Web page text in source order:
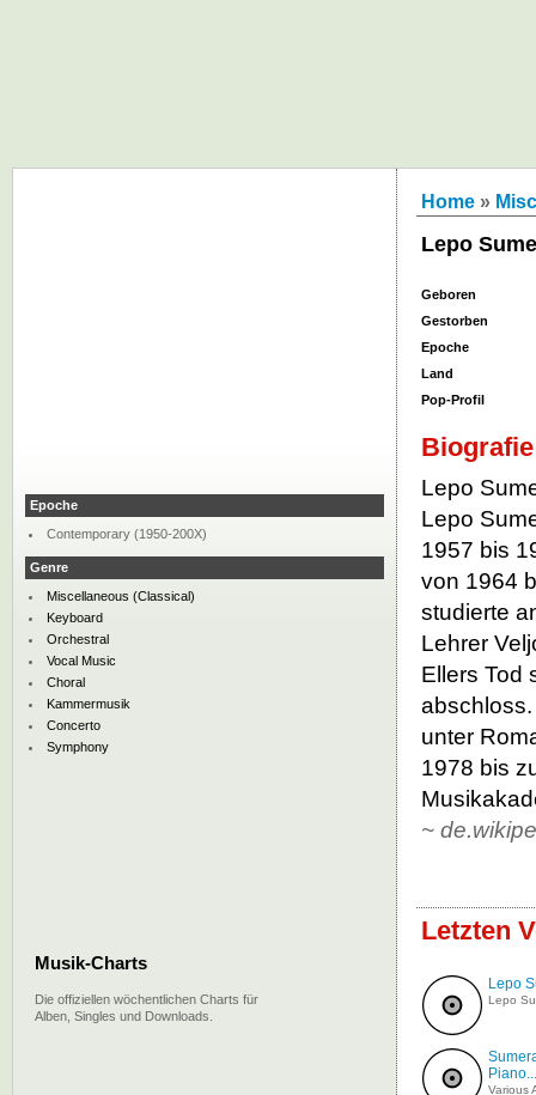
Home »
Lepo
Geboren
Gestorben
Epoche
Land
Pop-Profil
Biografie
Lepo
Lepo
1957 bis
von 1964
studierte
Lehrer
Ellers Tod
unter
1978 bis
~
Letzten
Lepo
Lepo
Piano...
Various
Epoche
Contemporary (1950-200X)
Genre
Miscellaneous (Classical)
Keyboard
Orchestral
Vocal Music
Choral
Kammermusik
Concerto
Symphony
Musik-Charts
Die offiziellen wöchentlichen Charts für
Alben, Singles und Downloads.